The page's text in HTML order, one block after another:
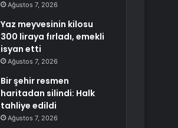
Ağustos 7, 2026
Yaz meyvesinin kilosu
300 liraya fırladı, emekli
isyan etti
Ağustos 7, 2026
Bir şehir resmen
haritadan silindi: Halk
tahliye edildi
Ağustos 7, 2026